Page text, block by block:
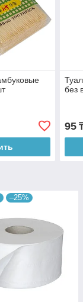
без
95
–25%